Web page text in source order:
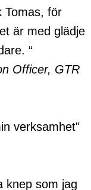
Tomas, för
är med glädje
“
Officer, GTR
verksamhet"
knep som jag